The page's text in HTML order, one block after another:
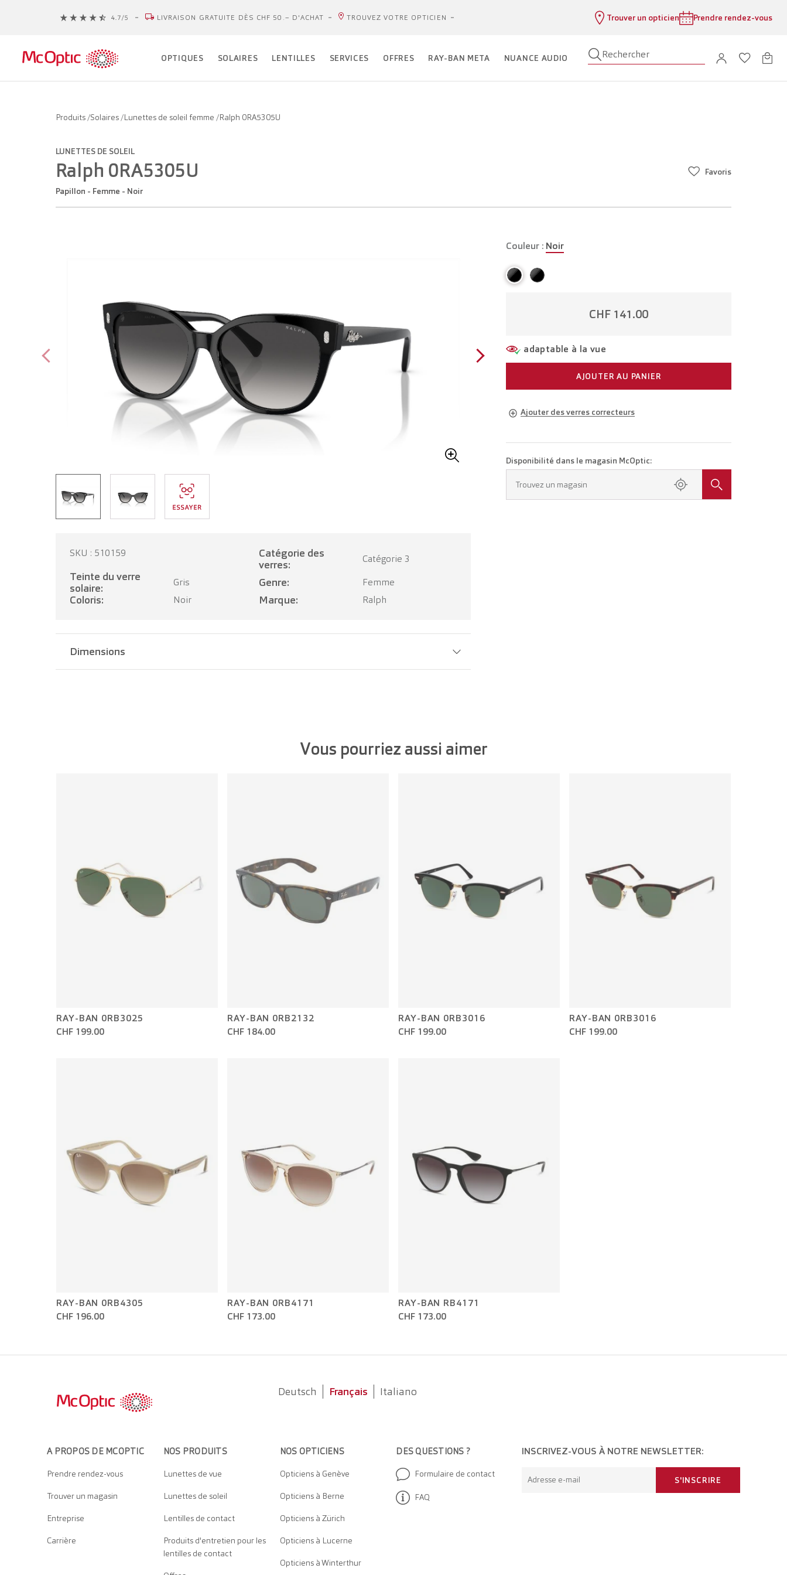
LIVRAISON GRATUITE DÈS CHF 50.– D'ACHAT TROUVEZ VOTRE OPTICIEN Trouver un opticien Prendre rendez-vous
OPTIQUES SOLAIRES LENTILLES SERVICES OFFRES RAY-BAN META NUANCE AUDIO Rechercher
Produits/Solaires/Lunettes de soleil femme /Ralph 0RA5305U
LUNETTES DE SOLEIL
Ralph 0RA5305U
Papillon - Femme - Noir
Favoris
Couleur : Noir
CHF 141.00
adaptable à la vue
AJOUTER AU PANIER
Ajouter des verres correcteurs
Lunettes avec verres unifocaux
Disponibilité dans le magasin McOptic:
Trouvez un magasin
SKU : 510159
Catégorie des
verres:
Catégorie 3
Teinte du verre
solaire:
Gris Genre: Femme
Coloris: Noir Marque: Ralph
Dimensions
Vous pourriez aussi aimer
RAY-BAN 0RB3025
CHF 199.00
RAY-BAN 0RB2132
CHF 184.00
RAY-BAN 0RB3016
CHF 199.00
RAY-BAN 0RB3016
CHF 199.00
RAY-BAN 0RB4305
CHF 196.00
RAY-BAN 0RB4171
CHF 173.00
RAY-BAN RB4171
CHF 173.00
Deutsch Français Italiano
A PROPOS DE MCOPTIC
Prendre rendez-vous
Trouver un magasin
Entreprise
Carrière
NOS PRODUITS
Lunettes de vue
Lunettes de soleil
Lentilles de contact
Produits d'entretien pour les
lentilles de contact
NOS OPTICIENS
Opticiens à Genève
Opticiens à Berne
Opticiens à Zürich
Opticiens à Lucerne
Opticiens à Winterthur
DES QUESTIONS ?
Formulaire de contact
FAQ
INSCRIVEZ-VOUS À NOTRE NEWSLETTER:
Adresse e-mail S'INSCRIRE